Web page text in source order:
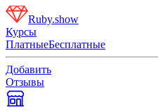
Ruby.show
Курсы
ПлатныеБесплатные
Добавить
Отзывы